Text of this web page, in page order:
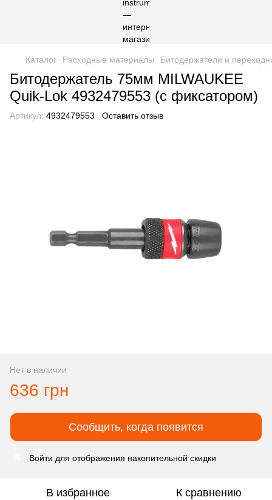
Каталог Расходные материалы Битодержатели и
Битодержатель 75мм MILWAUKEE
Quik-Lok 4932479553 (с фиксатором)
Артикул: 4932479553 Оставить отзыв
Нет в наличии
636 грн
Сообщить, когда появится
Войти для отображения накопительной скидки
В избранное К сравнению